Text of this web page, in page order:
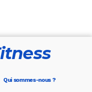
Qui sommes-nous ?